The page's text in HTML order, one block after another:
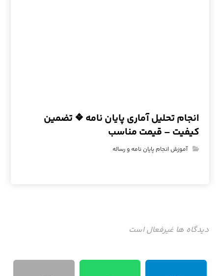
انجام تحلیل آماری پایان نامه ❖ تضمین
کیفیت – قیمت مناسب
آموزش انجام پایان نامه و رساله
دیدگاه ها غیرفعال است